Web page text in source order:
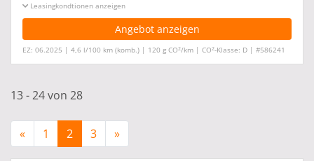
Leasingkonditionen ein-/ausblenden
Angebot anzeigen
EZ: 06.2025 | 4,6 l/100 km (komb.) | 120 g CO2/km | CO2-Klasse: D | #586241
13 - 24 von 28
« 1 2 3 »